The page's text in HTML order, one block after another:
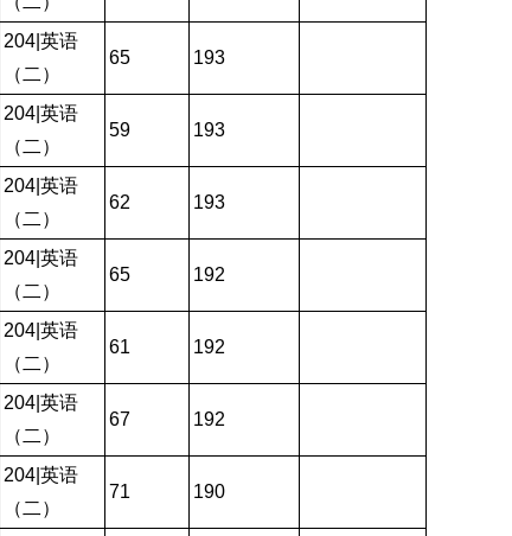
204|英语
（二）
65 193
204|英语
（二）
59 193
204|英语
（二）
62 193
204|英语
（二）
65 192
204|英语
（二）
61 192
204|英语
（二）
67 192
204|英语
（二）
71 190